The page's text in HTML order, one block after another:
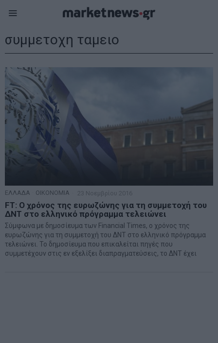
συμμετοχη ταμειο
ΕΛΛΑΔΑ ΟΙΚΟΝΟΜΙΑ 23 Νοεμβρίου 2016
FT: O χρόνος της ευρωζώνης για τη συμμετοχή του
ΔΝΤ στο ελληνικό πρόγραμμα τελειώνει
Σύμφωνα με δημοσίευμα των Financial Times, ο χρόνος της
ευρωζώνης για τη συμμετοχή του ΔΝΤ στο ελληνικό πρόγραμμα
τελειώνει. Το δημοσίευμα που επικαλείται πηγές που
συμμετέχουν στις εν εξελίξει διαπραγματεύσεις, το ΔΝΤ έχει